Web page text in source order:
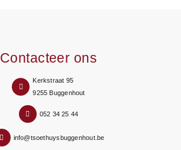
Contacteer ons
Kerkstraat 95
9255 Buggenhout
052 34 25 44
info@tsoethuysbuggenhout.be